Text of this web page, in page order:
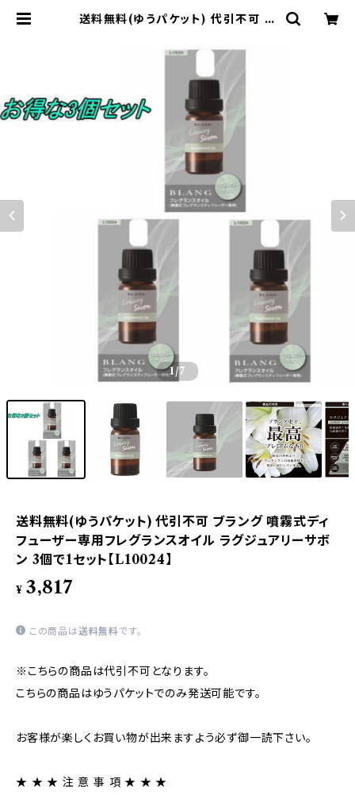
送料無料(ゆうパケット) 代引不可 ブ
3個で1セット【L10024】 | 東栄産業
株式会社（HKBsports）
1/7
送料無料(ゆうパケット) 代引不可 ブラング 噴霧式ディ
フューザー専用フレグランスオイル ラグジュアリーサボ
ン 3個で1セット【L10024】
¥ 3,817
この商品は送料無料です。
※こちらの商品は代引不可となります。
こちらの商品はゆうパケットでのみ発送可能です。
お客様が楽しくお買い物が出来ますよう必ず御一読下さい。
★ ★ ★ 注 意 事 項 ★ ★ ★